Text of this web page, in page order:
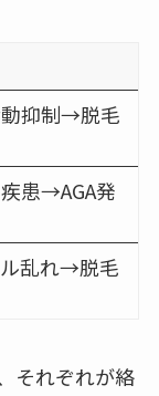
抑制→脱毛
患→AGA発
乱れ→脱毛
それぞれが絡